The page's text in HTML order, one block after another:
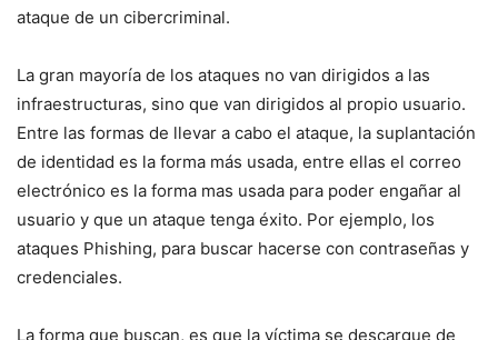
ataque de un cibercriminal.
La gran mayoría de los ataques no van dirigidos a las
infraestructuras, sino que van dirigidos al propio usuario.
Entre las formas de llevar a cabo el ataque, la suplantación
de identidad es la forma más usada, entre ellas el correo
electrónico es la forma mas usada para poder engañar al
usuario y que un ataque tenga éxito. Por ejemplo, los
ataques Phishing, para buscar hacerse con contraseñas y
credenciales.
La forma que buscan, es que la víctima se descargue de